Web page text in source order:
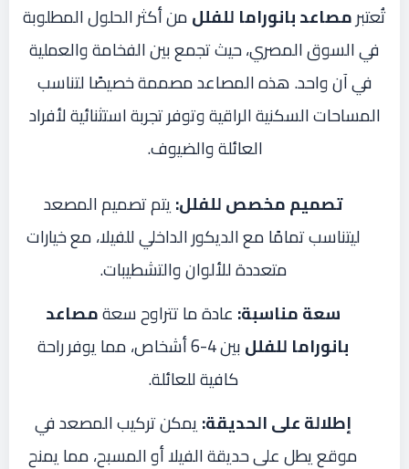
تُعتبرمصاعد بانوراما للفللمن أكثر الحلول المطلوبة
في السوق المصري، حيث تجمع بين الفخامة والعملية
في آن واحد. هذه المصاعد مصممة خصيصًا لتناسب
المساحات السكنية الراقية وتوفر تجربة استثنائية لأفراد
العائلة والضيوف.
تصميم مخصص للفلل:يتم تصميم المصعد
ليتناسب تمامًا مع الديكور الداخلي للفيلا، مع خيارات
متعددة للألوان والتشطيبات.
سعة مناسبة: عادة ما تتراوح سعةمصاعد
بانوراما للفلل
بين 4-6 أشخاص، مما يوفر راحة
كافية للعائلة.
إطلالة على الحديقة:يمكن تركيب المصعد في
موقع يطل على حديقة الفيلا أو المسبح، مما يمنح